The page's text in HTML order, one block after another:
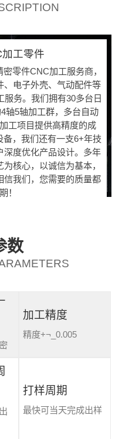
工零件
零件CNC加工服务商，
、电子外壳、气动配件等
务。我们拥有30多台日
轴5轴加工群，多台自动
工项目提供高精度的成
，我们还有一支6+年技
深度优化产品设计。多年
核心，以诚信为基本，
信我们，您需要的质量都
！
数
加工精度
精度+¬_0.005
打样周期
最快可当天完成出样